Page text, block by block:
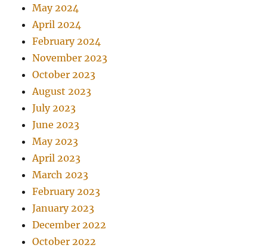
May 2024
April 2024
February 2024
November 2023
October 2023
August 2023
July 2023
June 2023
May 2023
April 2023
March 2023
February 2023
January 2023
December 2022
October 2022